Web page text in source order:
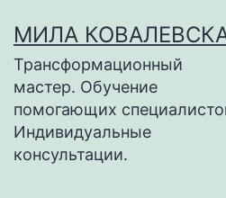
содержимому
МИЛА
Трансформационный
мастер. Обучение
помогающих
Индивидуальные
консультации.